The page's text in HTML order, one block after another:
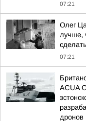
07:21
Олег
лучше,
07:21
ACUA
дронов